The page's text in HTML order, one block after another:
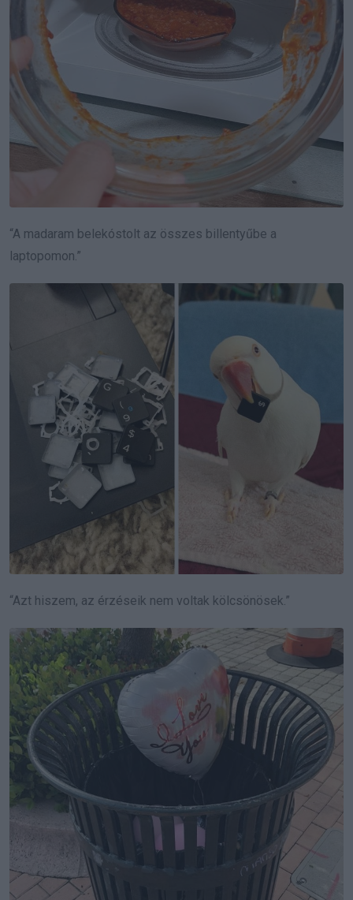
“A madaram belekóstolt az összes billentyűbe a
laptopomon.”
“Azt hiszem, az érzéseik nem voltak kölcsönösek.”